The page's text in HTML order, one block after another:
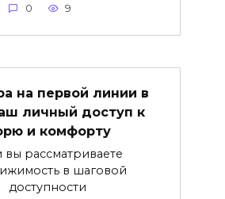
0 9
на первой линии в
личный доступ к
и комфорту
вы рассматриваете
в шаговой
доступности